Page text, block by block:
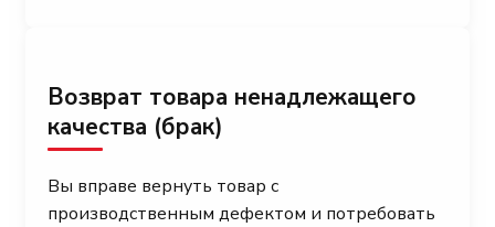
Возврат товара ненадлежащего
качества (брак)
Вы вправе вернуть товар с
производственным дефектом и потребовать